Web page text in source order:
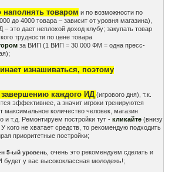
наполнять товаром и по возможности по
до 4000 товара – зависит от уровня магазина),
это дает неплохой доход клубу; закупать товар
трудности по цене товара
за ВИП (1 ВИП = 30 000 ФМ = одна пресс-
изнашиваться, поэтому
каждого ИД (игрового дня), т.к.
эффективнее, а значит игроки тренируются
максимальное количество человек, магазин
и т.д. Ремонтируем постройки тут - кликайте(внизу
кого не хватает средств, то рекомендую подходить
приоритетные постройки;
5-ый уровень, очень это рекомендуем сделать и
будет у вас высококлассная молодежь!;